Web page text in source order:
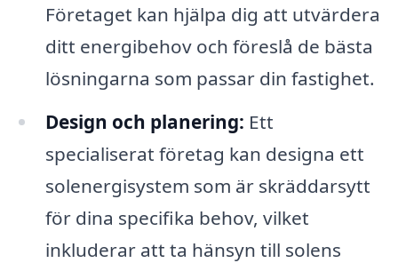
Företaget kan hjälpa dig att utvärdera
ditt energibehov och föreslå de bästa
lösningarna som passar din fastighet.
Design och planering: Ett
specialiserat företag kan designa ett
solenergisystem som är skräddarsytt
för dina specifika behov, vilket
inkluderar att ta hänsyn till solens